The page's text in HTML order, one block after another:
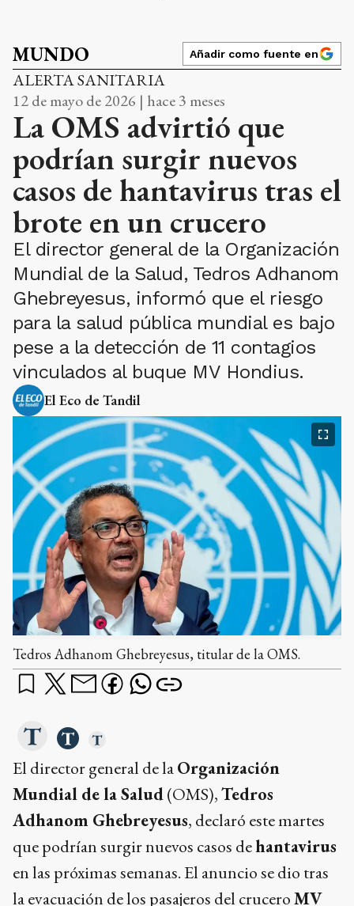
MUNDO Añadir como fuente en
ALERTA SANITARIA
12 de mayo de 2026 | hace 3 meses
La OMS advirtió que
podrían surgir nuevos
casos de hantavirus tras el
brote en un crucero
El director general de la Organización
Mundial de la Salud, Tedros Adhanom
Ghebreyesus, informó que el riesgo
para la salud pública mundial es bajo
pese a la detección de 11 contagios
vinculados al buque MV Hondius.
El Eco de Tandil
Tedros Adhanom Ghebreyesus, titular de la OMS.
El director general de laOrganización
Mundial de la Salud(OMS),Tedros
Adhanom Ghebreyesus, declaró este martes
que podrían surgir nuevos casos dehantavirus
en las próximas semanas. El anuncio se dio tras
la evacuación de los pasajeros del cruceroMV